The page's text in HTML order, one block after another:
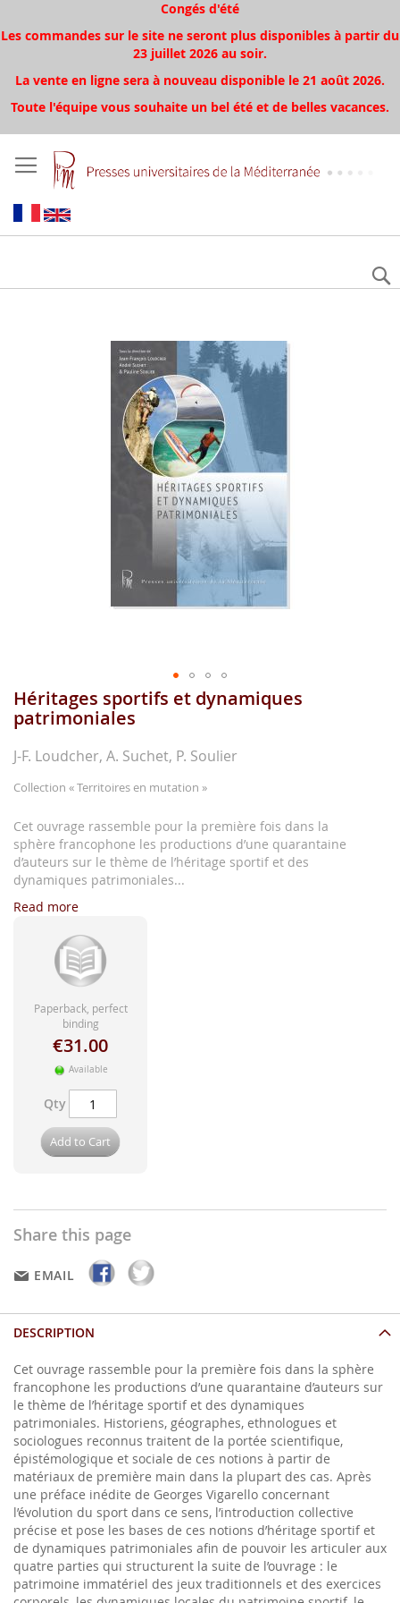
Congés d'été
Les commandes sur le site ne seront plus disponibles à partir du
23 juillet 2026 au soir.
La vente en ligne sera à nouveau disponible le 21 août 2026.
Toute l'équipe vous souhaite un bel été et de belles vacances.
Skip
to
the
beginning
of
the
gallery
Héritages sportifs et dynamiques
patrimoniales
J-F. Loudcher, A. Suchet, P. Soulier
Collection « Territoires en mutation »
Cet ouvrage rassemble pour la première fois dans la
sphère francophone les productions d’une quarantaine
d’auteurs sur le thème de l’héritage sportif et des
dynamiques patrimoniales...
Read more
Paperback, perfect
binding
€31.00
Available
Qty
Add to Cart
Share this page
EMAIL
DESCRIPTION
Cet ouvrage rassemble pour la première fois dans la sphère
francophone les productions d’une quarantaine d’auteurs sur
le thème de l’héritage sportif et des dynamiques
patrimoniales. Historiens, géographes, ethnologues et
sociologues reconnus traitent de la portée scientifique,
épistémologique et sociale de ces notions à partir de
matériaux de première main dans la plupart des cas. Après
une préface inédite de Georges Vigarello concernant
l’évolution du sport dans ce sens, l’introduction collective
précise et pose les bases de ces notions d’héritage sportif et
de dynamiques patrimoniales afin de pouvoir les articuler aux
quatre parties qui structurent la suite de l’ouvrage : le
patrimoine immatériel des jeux traditionnels et des exercices